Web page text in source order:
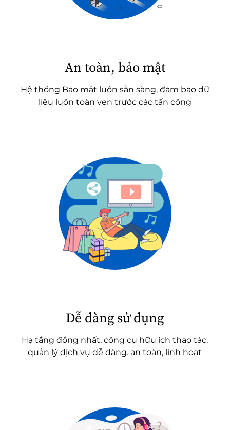
An toàn, bảo mật
Hệ thống Bảo mật luôn sẵn sàng, đảm bảo dữ
liệu luôn toàn vẹn trước các tấn công
Dễ dàng sử dụng
Hạ tầng đồng nhất, công cụ hữu ích thao tác,
quản lý dịch vụ dễ dàng. an toàn, linh hoạt